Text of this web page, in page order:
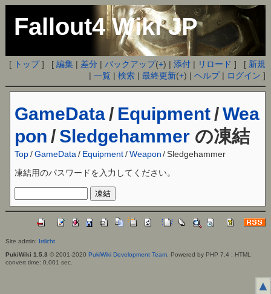
Fallout4 Wiki JP
[ トップ] [編集 | 差分 |バックアップ(+) |添付 | リロード ] [ 新規
|一覧 |検索 |最終更新(+) |ヘルプ| ログイン ]
GameData / Equipment /Wea
pon / Sledgehammer の凍結
Top /GameData / Equipment/ Weapon / Sledgehammer
凍結用のパスワードを入力してください。
Site admin: Irrlicht
PukiWiki 1.5.3 © 2001-2020 PukiWiki Development Team. Powered by PHP 7.4 : HTML
convert time: 0.001 sec.
▲